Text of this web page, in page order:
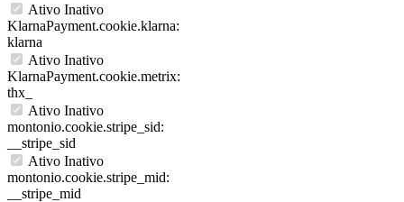
Ativo Inativo
KlarnaPayment.cookie.klarna:
klarna
Ativo Inativo
KlarnaPayment.cookie.metrix:
thx_
Ativo Inativo
montonio.cookie.stripe_sid:
__stripe_sid
Ativo Inativo
montonio.cookie.stripe_mid:
__stripe_mid